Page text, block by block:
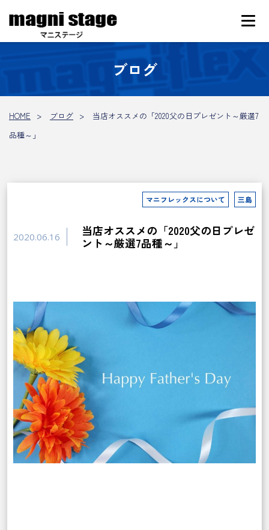
ブログ
HOME ブログ
当店オススメの「2020父の日プレゼント～厳選7
品種～」
マニフレックスについて 三島
2020.06.16
当店オススメの「2020父の日プレゼ
ント～厳選7品種～」